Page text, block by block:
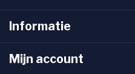
Informatie
Mijn account